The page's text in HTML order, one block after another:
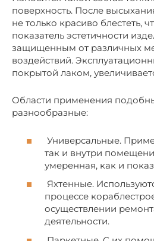
поверхность. После
не только красиво блестеть,
показатель эстетичности
защищенным от различных
воздействий.
покрытой лаком,
Области применения
разнообразные:
Универсальные.
так и внутри
умеренная, как и
Яхтенные.
процессе
осуществлении
деятельности.